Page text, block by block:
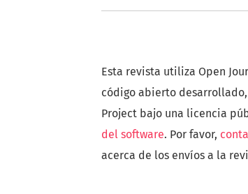
Esta revista utiliza Open
código abierto
Project bajo una licencia
del software. Por favor,
acerca de los envíos a la